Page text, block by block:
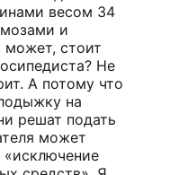
весом 34
и
стоит
Не
А потому что
на
решат подать
может
«исключение